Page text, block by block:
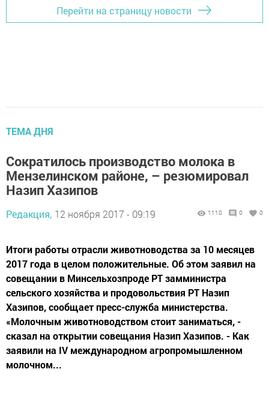
Перейти на страницу новости
ТЕМА ДНЯ
Сократилось производство молока в
Мензелинском районе, – резюмировал
Назип Хазипов
Редакция, 12 ноября 2017 - 09:19 1110 0 0
Итоги работы отрасли животноводства за 10 месяцев
2017 года в целом положительные. Об этом заявил на
совещании в Минсельхозпроде РТ замминистра
сельского хозяйства и продовольствия РТ Назип
Хазипов, сообщает пресс-служба министерства.
«Молочным животноводством стоит заниматься, -
сказал на открытии совещания Назип Хазипов. - Как
заявили на IV международном агропромышленном
молочном...